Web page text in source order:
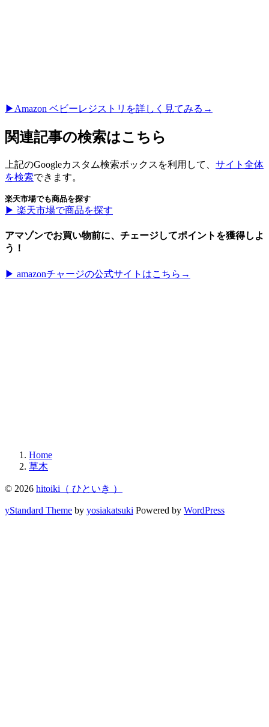
▶︎Amazon ベビーレジストリを詳しく見てみる→
関連記事の検索はこちら
上記のGoogleカスタム検索ボックスを利用して、 サイト全体
を検索できます。
楽天市場でも商品を探す
▶︎ 楽天市場で商品を探す
アマゾンでお買い物前に、チェージしてポイントを獲得しよ
う！
▶︎ amazonチャージの公式サイトはこちら→
Home
草木
© 2026 hitoiki（ ひといき ）
yStandard Theme by yosiakatsuki Powered by WordPress